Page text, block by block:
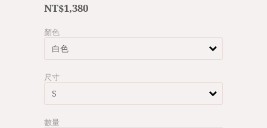
NT$1,380
顏色
尺寸
數量